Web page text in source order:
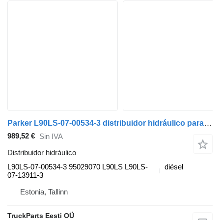
Parker L90LS-07-00534-3 distribuidor hidráulico para Volvo FL, FE (2013-) cabeza tractora
989,52 € Sin IVA
Distribuidor hidráulico
L90LS-07-00534-3 95029070 L90LS L90LS-
07-13911-3
diésel
Estonia, Tallinn
TruckParts Eesti OÜ